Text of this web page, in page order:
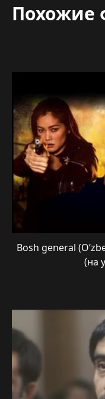
Похожие
Bosh general
(на